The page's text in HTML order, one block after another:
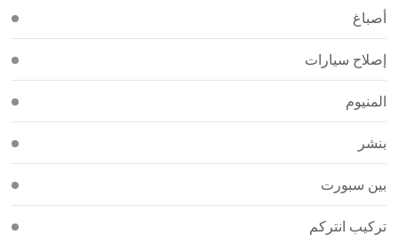
أصباغ
إصلاح سيارات
المنيوم
بنشر
بين سبورت
تركيب انتركم